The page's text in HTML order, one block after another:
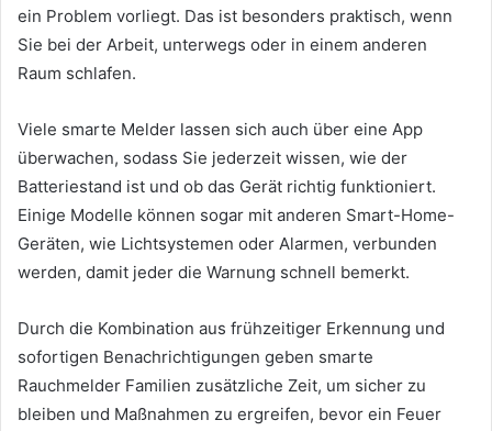
ein Problem vorliegt. Das ist besonders praktisch, wenn
Sie bei der Arbeit, unterwegs oder in einem anderen
Raum schlafen.
Viele smarte Melder lassen sich auch über eine App
überwachen, sodass Sie jederzeit wissen, wie der
Batteriestand ist und ob das Gerät richtig funktioniert.
Einige Modelle können sogar mit anderen Smart-Home-
Geräten, wie Lichtsystemen oder Alarmen, verbunden
werden, damit jeder die Warnung schnell bemerkt.
Durch die Kombination aus frühzeitiger Erkennung und
sofortigen Benachrichtigungen geben smarte
Rauchmelder Familien zusätzliche Zeit, um sicher zu
bleiben und Maßnahmen zu ergreifen, bevor ein Feuer